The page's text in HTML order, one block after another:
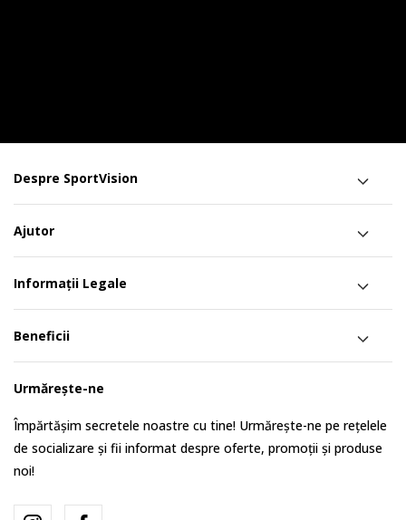
Despre SportVision
Ajutor
Informații Legale
Beneficii
Urmărește-ne
Împărtășim secretele noastre cu tine! Urmărește-ne pe rețelele
de socializare și fii informat despre oferte, promoții și produse
noi!